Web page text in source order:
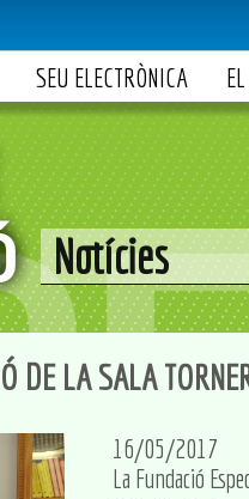
SEU ELECTRÒNICA
Notícies
DE LA SALA
16/05/2017
La Fundació